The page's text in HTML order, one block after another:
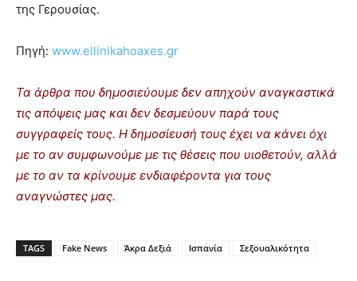
της Γερουσίας.
Πηγή: www.ellinikahoaxes.gr
Τα άρθρα που δημοσιεύουμε δεν απηχούν αναγκαστικά
τις απόψεις μας και δεν δεσμεύουν παρά τους
συγγραφείς τους. Η δημοσίευσή τους έχει να κάνει όχι
με το αν συμφωνούμε με τις θέσεις που υιοθετούν, αλλά
με το αν τα κρίνουμε ενδιαφέροντα για τους
αναγνώστες μας.
TAGS Fake News Άκρα Δεξιά Ισπανία Σεξουαλικότητα